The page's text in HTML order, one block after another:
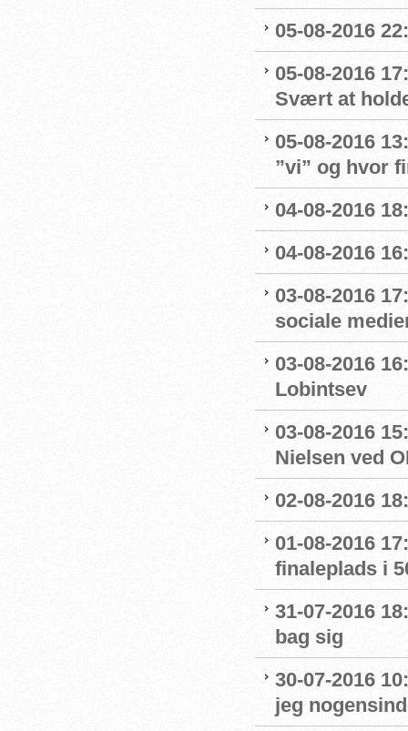
05-08-2016
05-08-2016
Svært at
05-08-2016
”vi” og hvor
04-08-2016
04-08-2016
03-08-2016
sociale
03-08-2016
Lobintsev
03-08-2016
Nielsen ved
02-08-2016
01-08-2016
finaleplads i
31-07-2016
bag sig
30-07-2016
jeg